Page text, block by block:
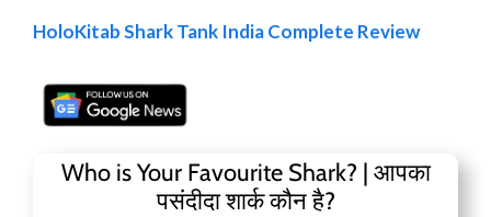
HoloKitab Shark Tank India Complete Review
Who is Your Favourite Shark? | आपका
पसंदीदा शार्क कौन है?